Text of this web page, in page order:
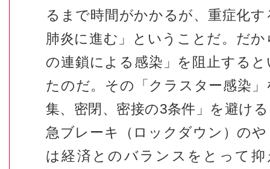
るまで時間がかかるが、重症化
肺炎に進む」ということだ。だ
の連鎖による感染」を阻止する
たのだ。その「クラスター感染
集、密閉、密接の3条件」を避け
急ブレーキ（ロックダウン）の
は経済とのバランスをとって